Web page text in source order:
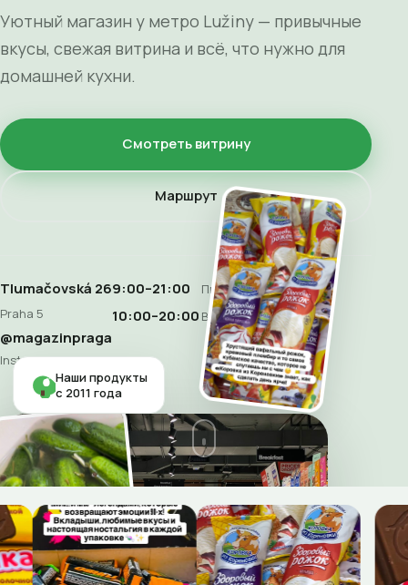
Уютный магазин у метро Lužiny — привычные
вкусы, свежая витрина и всё, что нужно для
домашней кухни.
Смотреть витрину
Маршрут
Tlumačovská 26
Praha 5
9:00–21:00 Пн–Сб
10:00–20:00 Воскресенье
@magazinpraga
Instagram
Наши продукты
с 2011 года